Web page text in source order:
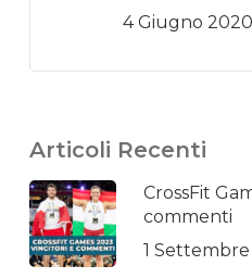
4 Giugno 2020
Articoli Recenti
CrossFit
commenti
1